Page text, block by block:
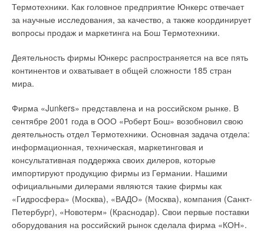
Термотехники. Как головное предприятие Юнкерс отвечает
за научные исследования, за качество, а также координирует
вопросы продаж и маркетинга на Бош Термотехники.
Деятельность фирмы Юнкерс распространяется на все пять
континентов и охватывает в общей сложности 185 стран
мира.
Фирма «Junkers» представлена и на российском рынке. В
сентябре 2001 года в ООО «Роберт Бош» возобновил свою
деятельность отдел Термотехники. Основная задача отдела:
информационная, техническая, маркетинговая и
консультативная поддержка своих дилеров, которые
импортируют продукцию фирмы из Германии. Нашими
официальными дилерами являются такие фирмы как
«Гидросфера» (Москва), «ВАДО» (Москва), компания (Санкт-
Петербург), «Новотерм» (Краснодар). Свои первые поставки
оборудования на российский рынок сделала фирма «КОН».